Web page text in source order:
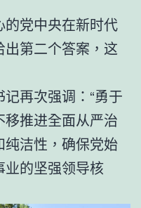
党中央在新时代
第二个答案，这
再次强调：“勇于
推进全面从严治
洁性，确保党始
的坚强领导核